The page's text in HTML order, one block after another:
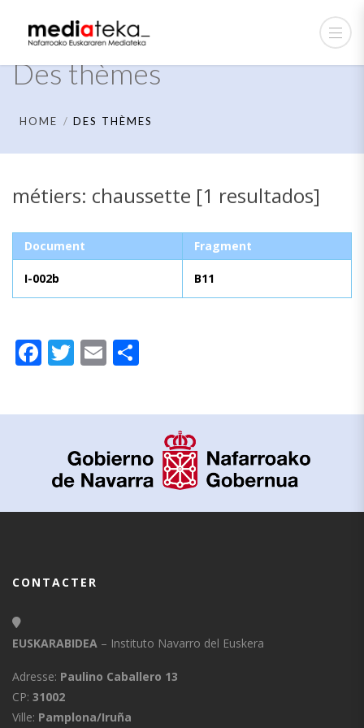
Des thèmes
HOME DES THÈMES
métiers: chaussette [1 resultados]
Document Fragment
I-002b B11
Facebook
Twitter
Email
CONTACTER
EUSKARABIDEA – Instituto Navarro del Euskera
Adresse: Paulino Caballero 13
CP: 31002
Ville: Pamplona/Iruña